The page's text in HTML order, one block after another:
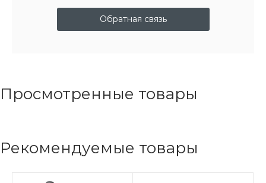
Обратная связь
Просмотренные товары
Рекомендуемые товары